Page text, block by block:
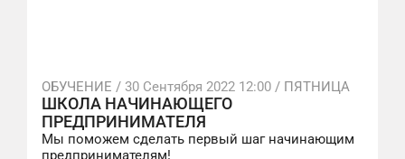
ОБУЧЕНИЕ / 30 Сентября 2022 12:00 / ПЯТНИЦА
ШКОЛА НАЧИНАЮЩЕГО
ПРЕДПРИНИМАТЕЛЯ
Мы поможем сделать первый шаг начинающим
предпринимателям!